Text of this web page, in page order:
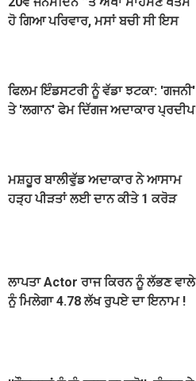
ਹੋ ਗਿਆ ਪਰਿਵਾਰ, ਮਸਾਂ ਬਚੀ ਸੀ ਇਸ
ਫਿਲਮ ਇੰਡਸਟਰੀ ਨੂੰ ਵੱਡਾ ਝਟਕਾ: 'ਗਜਨੀ'
ਤੇ 'ਲਗਾਨ' ਫੇਮ ਦਿੱਗਜ ਅਦਾਕਾਰ ਪ੍ਰਦੀਪ
ਮਸ਼ਹੂਰ ਬਾਲੀਵੁੱਡ ਅਦਾਕਾਰ ਨੇ ਆਸਾਮ
ਹੜ੍ਹ ਪੀੜਤਾਂ ਲਈ ਦਾਨ ਕੀਤੇ 1 ਕਰੋੜ
ਲਾਪਤਾ Actor ਰਾਜ ਕਿਰਨ ਨੂੰ ਲੱਭਣ ਵਾਲੇ
ਨੂੰ ਮਿਲੇਗਾ 4.78 ਲੱਖ ਰੁਪਏ ਦਾ ਇਨਾਮ !